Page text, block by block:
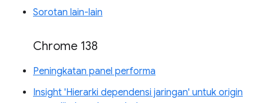
Sorotan lain-lain
Chrome 138
Peningkatan panel performa
Insight 'Hierarki dependensi jaringan' untuk origin